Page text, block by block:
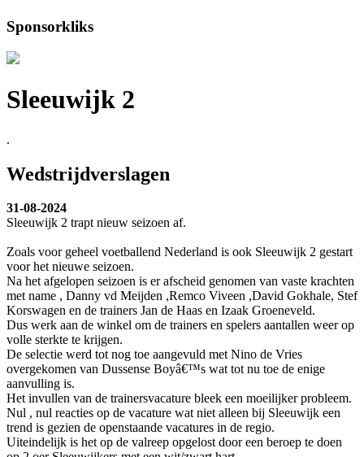
Sponsorkliks
Sleeuwijk 2
.
Wedstrijdverslagen
31-08-2024
Sleeuwijk 2 trapt nieuw seizoen af.
Zoals voor geheel voetballend Nederland is ook Sleeuwijk 2 gestart
voor het nieuwe seizoen.
Na het afgelopen seizoen is er afscheid genomen van vaste krachten
met name , Danny vd Meijden ,Remco Viveen ,David Gokhale, Stef
Korswagen en de trainers Jan de Haas en Izaak Groeneveld.
Dus werk aan de winkel om de trainers en spelers aantallen weer op
volle sterkte te krijgen.
De selectie werd tot nog toe aangevuld met Nino de Vries
overgekomen van Dussense Boyâ€™s wat tot nu toe de enige
aanvulling is.
Het invullen van de trainersvacature bleek een moeilijker probleem.
Nul , nul reacties op de vacature wat niet alleen bij Sleeuwijk een
trend is gezien de openstaande vacatures in de regio.
Uiteindelijk is het op de valreep opgelost door een beroep te doen